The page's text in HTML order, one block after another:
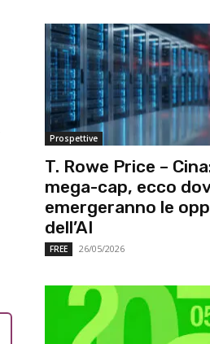
Prospettive
T. Rowe Price –
mega-cap, ecco
emergeranno le
dell’AI
FREE 26/05/2026